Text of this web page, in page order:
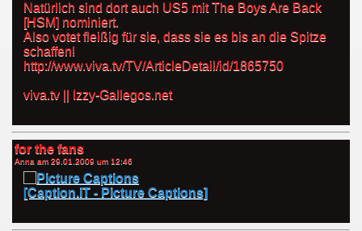
Natürlich sind dort auch US5 mit The Boys Are Back
[HSM] nominiert.
Also votet fleißig für sie, dass sie es bis an die Spitze
schaffen!
http://www.viva.tv/TV/ArticleDetail/id/1865750
viva.tv || Izzy-Gallegos.net
for the fans
Anna am 29.01.2009 um 12:46
[Caption.iT - Picture Captions]